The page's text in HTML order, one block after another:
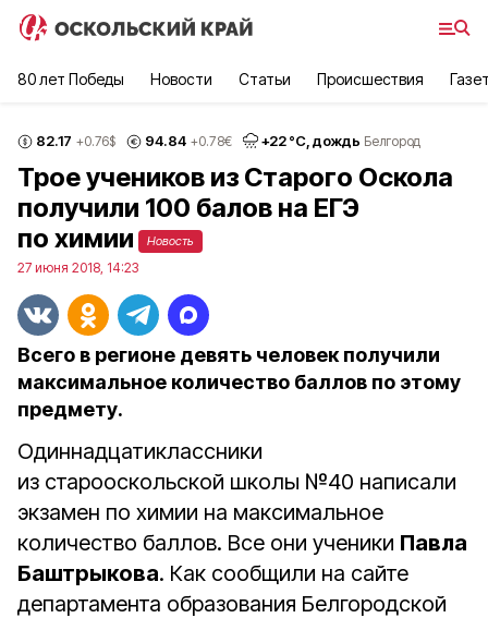
80 лет Победы Новости Статьи Происшествия
82.17 +0.76$ 94.84 +0.78€ +22°С, дождь Белгород
Трое учеников из Старого Оскола
получили 100 балов на ЕГЭ
по химии
Новость
27 июня 2018, 14:23
Всего в регионе девять человек получили
максимальное количество баллов по этому
предмету.
Одиннадцатиклассники
из старооскольской школы №40 написали
экзамен по химии на максимальное
количество баллов. Все они ученики Павла
Баштрыкова. Как сообщили на сайте
департамента образования Белгородской